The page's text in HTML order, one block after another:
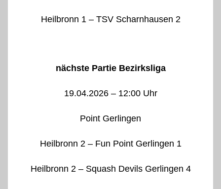
Heilbronn 1 – TSV Scharnhausen 2
nächste Partie Bezirksliga
19.04.2026 – 12:00 Uhr
Point Gerlingen
Heilbronn 2 – Fun Point Gerlingen 1
Heilbronn 2 – Squash Devils Gerlingen 4